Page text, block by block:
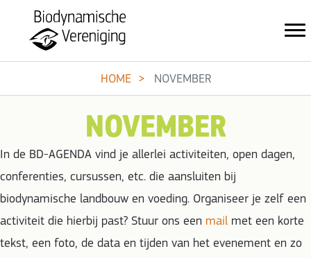
HOME NOVEMBER
NOVEMBER
In de BD-AGENDA vind je allerlei activiteiten, open dagen,
conferenties, cursussen, etc. die aansluiten bij
biodynamische landbouw en voeding. Organiseer je zelf een
activiteit die hierbij past? Stuur ons een mail met een korte
tekst, een foto, de data en tijden van het evenement en zo